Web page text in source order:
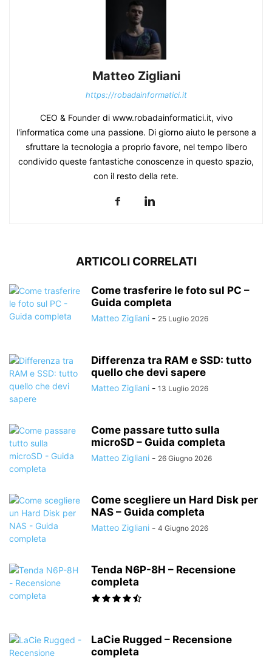
Matteo Zigliani
https://robadainformatici.it
CEO & Founder di www.robadainformatici.it, vivo
l'informatica come una passione. Di giorno aiuto le persone a
sfruttare la tecnologia a proprio favore, nel tempo libero
condivido queste fantastiche conoscenze in questo spazio,
con il resto della rete.
ARTICOLI CORRELATI
Come trasferire le foto sul PC –
Guida completa
Matteo Zigliani - 25 Luglio 2026
Differenza tra RAM e SSD: tutto
quello che devi sapere
Matteo Zigliani - 13 Luglio 2026
Come passare tutto sulla
microSD – Guida completa
Matteo Zigliani - 26 Giugno 2026
Come scegliere un Hard Disk per
NAS – Guida completa
Matteo Zigliani - 4 Giugno 2026
Tenda N6P-8H – Recensione
completa
LaCie Rugged – Recensione
completa